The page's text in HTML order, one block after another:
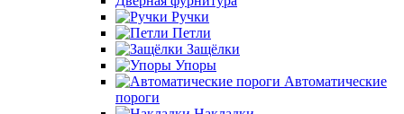
Ручки
Петли
Защёлки
Упоры
Автоматические
пороги